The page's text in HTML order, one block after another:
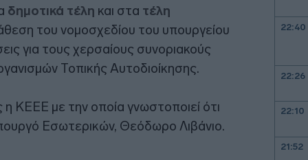
δημοτικά τέλη και στα τέλη
του νομοσχεδίου του υπουργείου
για τους χερσαίους συνοριακούς
Τοπικής Αυτοδιοίκησης.
ΚΕΕΕ με την οποία γνωστοποιεί ότι
Εσωτερικών, Θεόδωρο Λιβάνιο.
22:40
22:26
22:10
21:52